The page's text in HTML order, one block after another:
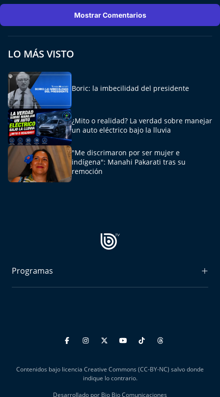
Mostrar Comentarios
LO MÁS VISTO
Boric: la imbecilidad del presidente
¿Mito o realidad? La verdad sobre manejar
un auto eléctrico bajo la lluvia
"Me discrimaron por ser mujer e
indígena": Manahi Pakarati tras su
remoción
Programas
Podría Ser Peor
Entrevistas BioBioTV
Contenidos bajo licencia Creative Commons (CC-BY-NC) salvo donde
indique lo contrario.
Desarrollado por Bio Bio Comunicaciones